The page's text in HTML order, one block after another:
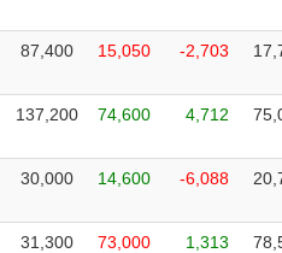
87,400 15,050 -2,703
137,200 74,600 4,712
30,000 14,600 -6,088
31,300 73,000 1,313